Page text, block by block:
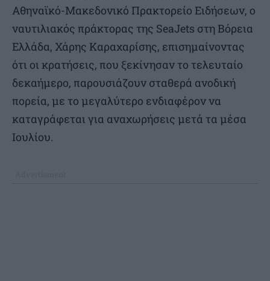
Αθηναϊκό-Μακεδονικό Πρακτορείο Ειδήσεων, ο
ναυτιλιακός πράκτορας της SeaJets στη Βόρεια
Ελλάδα, Χάρης Καραχαρίσης, επισημαίνοντας
ότι οι κρατήσεις, που ξεκίνησαν το τελευταίο
δεκαήμερο, παρουσιάζουν σταθερά ανοδική
πορεία, με το μεγαλύτερο ενδιαφέρον να
καταγράφεται για αναχωρήσεις μετά τα μέσα
Ιουλίου.